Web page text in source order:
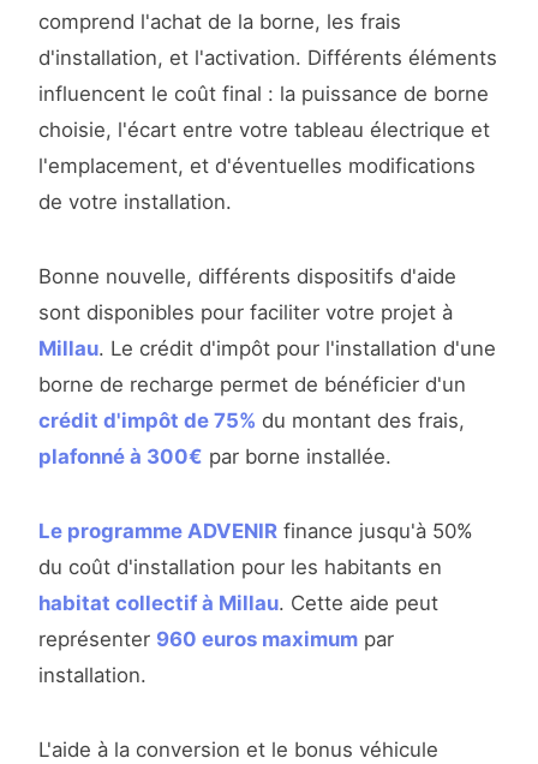
comprend l'achat de la borne, les frais
d'installation, et l'activation. Différents éléments
influencent le coût final : la puissance de borne
choisie, l'écart entre votre tableau électrique et
l'emplacement, et d'éventuelles modifications
de votre installation.
Bonne nouvelle, différents dispositifs d'aide
sont disponibles pour faciliter votre projet à
Millau. Le crédit d'impôt pour l'installation d'une
borne de recharge permet de bénéficier d'un
crédit d'impôt de 75% du montant des frais,
plafonné à 300€ par borne installée.
Le programme ADVENIR finance jusqu'à 50%
du coût d'installation pour les habitants en
habitat collectif à Millau. Cette aide peut
représenter 960 euros maximum par
installation.
L'aide à la conversion et le bonus véhicule